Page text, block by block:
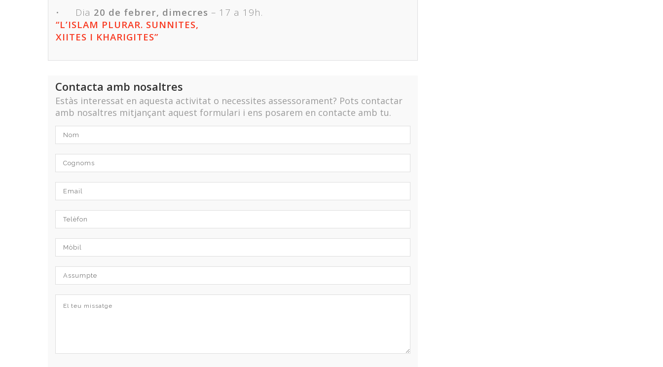
•
Dia 20 de febrer, dimecres – 17 a 19h.
“L’ISLAM PLURAR. SUNNITES,
XIITES I KHARIGITES”
Contacta amb nosaltres
Estàs interessat en aquesta activitat o necessites assessorament? Pots contactar
amb nosaltres mitjançant aquest formulari i ens posarem en contacte amb tu.